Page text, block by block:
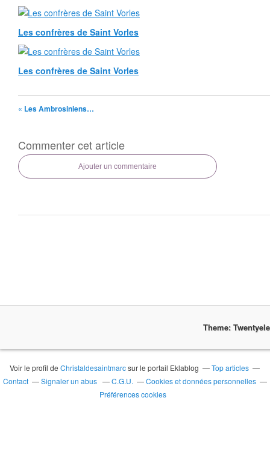
Les confrères de Saint Vorles
Les confrères de Saint Vorles
« Les Ambrosiniens…
Commenter cet article
Ajouter un commentaire
Theme:
Voir le profil deChristaldesaintmarcsur le portail Eklablog
Top articles
Contact
Signaler un abus C.G.U.
Cookies et données personnelles
Préférences cookies